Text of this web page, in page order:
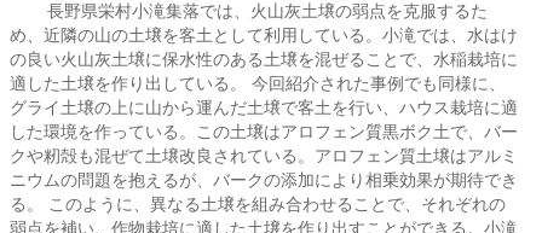
長野県栄村小滝集落では、火山灰土壌の弱点を克服するた
め、近隣の山の土壌を客土として利用している。小滝では、水はけ
の良い火山灰土壌に保水性のある土壌を混ぜることで、水稲栽培に
適した土壌を作り出している。 今回紹介された事例でも同様に、
グライ土壌の上に山から運んだ土壌で客土を行い、ハウス栽培に適
した環境を作っている。この土壌はアロフェン質黒ボク土で、バー
クや籾殻も混ぜて土壌改良されている。アロフェン質土壌はアルミ
ニウムの問題を抱えるが、バークの添加により相乗効果が期待でき
る。 このように、異なる土壌を組み合わせることで、それぞれの
弱点を補い、作物栽培に適した土壌を作り出すことができる。小滝